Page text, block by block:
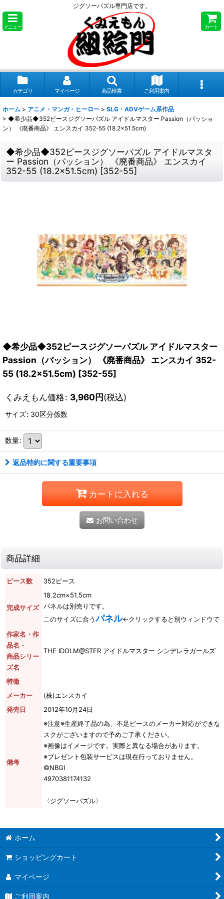
ジグソーパズル専門店です。
メニュー カート
カテゴリ マイページ 商品検索 ご利用案内
ホーム > アニメ・マンガ・ヒーロー > SLG・ADVゲーム系作品
> ◆希少品◆352ピースジグソーパズル アイドルマスター Passion（パッショ
ン） 《廃番商品》 エンスカイ 352-55 (18.2×51.5cm)
◆希少品◆352ピースジグソーパズル アイドルマスタ
ー Passion（パッション） 《廃番商品》 エンスカイ
352-55 (18.2×51.5cm) [352-55]
◆希少品◆352ピースジグソーパズル アイドルマスター
Passion（パッション） 《廃番商品》 エンスカイ 352-
55 (18.2×51.5cm) [352-55]
くみえもん価格: 3,960円(税込)
サイズ: 30区分係数
数量:
返品特約に関する重要事項
カートに入れる
お問い合わせ
商品詳細
ピース数 352ピース
完成サイズ
18.2cm×51.5cm
パネルは別売りです。
このサイズに合うパネル←クリックすると別ウィンドウで
作家名・作
品名・
商品シリー
ズ名
THE IDOLM@STER アイドルマスター シンデレラガールズ
特徴
メーカー
(株)エンスカイ
発売日
2012年10月24日
備考
※注意※生産終了品の為、不足ピースのメーカー対応ができな
スクがございますので予めご了承ください。
※画像はイメージです。実際と異なる場合があります。
※プレゼント包装サービスは現在行っておりません。
©NBGI
4970381174132
〈ジグソーパズル〉
ホーム
ショッピングカート
マイページ
ご利用案内